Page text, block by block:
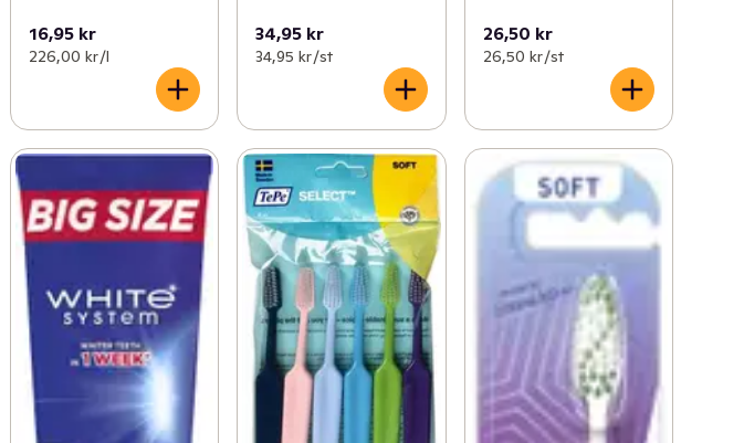
16,95 kr
226,00 kr /l
34,95 kr
34,95 kr /st
26,50 kr
26,50 kr /st